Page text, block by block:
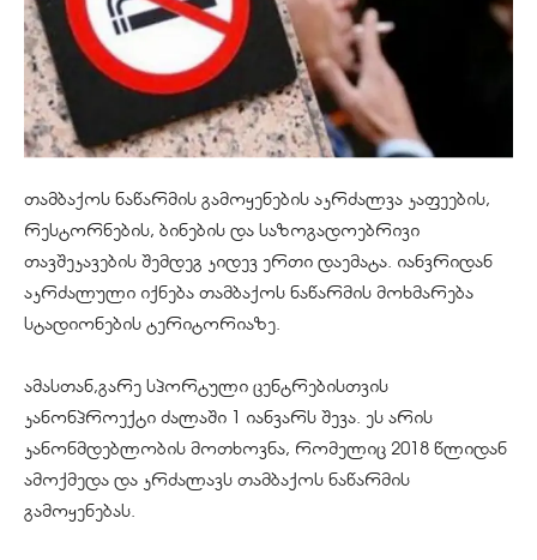
თამბაქოს ნაწარმის გამოყენების აკრძალვა კაფეების,
რესტორნების, ბინების და საზოგადოებრივი
თავშეკავების შემდეგ კიდევ ერთი დაემატა. იანვრიდან
აკრძალული იქნება თამბაქოს ნაწარმის მოხმარება
სტადიონების ტერიტორიაზე.
ამასთან,გარე სპორტული ცენტრებისთვის
კანონპროექტი ძალაში 1 იანვარს შევა. ეს არის
კანონმდებლობის მოთხოვნა, რომელიც 2018 წლიდან
ამოქმედა და კრძალავს თამბაქოს ნაწარმის
გამოყენებას.